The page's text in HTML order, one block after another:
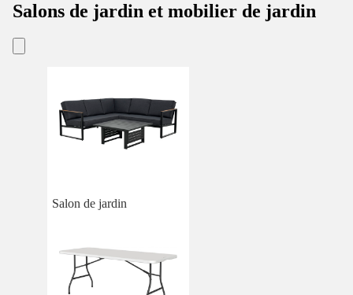
Salons de jardin et mobilier de jardin
Salon de jardin